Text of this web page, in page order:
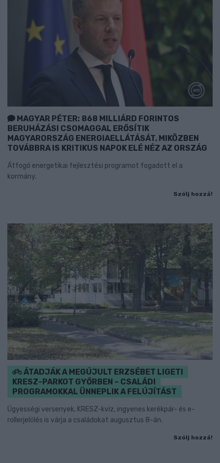
MAGYAR PÉTER: 868 MILLIÁRD FORINTOS
BERUHÁZÁSI CSOMAGGAL ERŐSÍTIK
MAGYARORSZÁG ENERGIAELLÁTÁSÁT, MIKÖZBEN
TOVÁBBRA IS KRITIKUS NAPOK ELÉ NÉZ AZ ORSZÁG
Átfogó energetikai fejlesztési programot fogadott el a
kormány.
Szólj hozzá!
ÁTADJÁK A MEGÚJULT ERZSÉBET LIGETI
KRESZ-PARKOT GYŐRBEN – CSALÁDI
PROGRAMOKKAL ÜNNEPLIK A FELÚJÍTÁST
Ügyességi versenyek, KRESZ-kvíz, ingyenes kerékpár- és e-
rollerjelölés is várja a családokat augusztus 8-án.
Szólj hozzá!